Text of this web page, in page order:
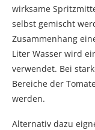
wirksame
selbst gemischt
Zusammenhang
Liter Wasser wird
verwendet. Bei
Bereiche der
werden.
Alternativ dazu